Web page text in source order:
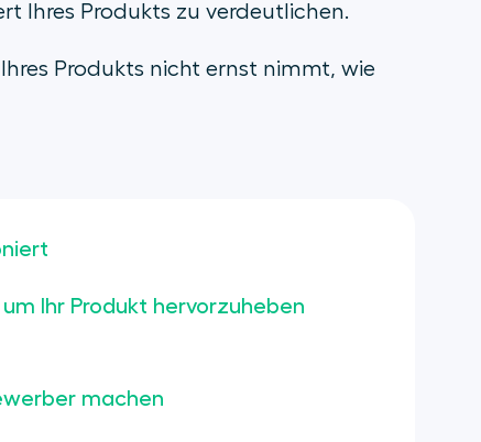
Ihres Produkts zu verdeutlichen.
Produkts nicht ernst nimmt, wie
Ihr Produkt hervorzuheben
machen